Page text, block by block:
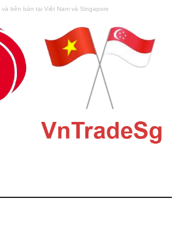
và bên bán tại Việt Nam và Singapore